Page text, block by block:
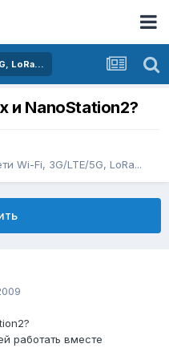
LoRa...
и NanoStation2?
Wi-Fi, 3G/LTE/5G, LoRa...
работать вместе